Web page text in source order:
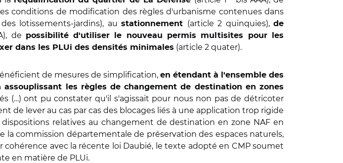
conditions de modification des règles d'urbanisme contenues dans
lotissements-jardins), au stationnement (article 2 quinquies), de
de
possibilité d'utiliser le nouveau permis multisites pour les
dans les PLUi des densités minimales (article 2 quater).
de mesures de simplification, en étendant à l'ensemble des
assouplissant les règles de changement de destination en zones
(…) ont pu constater qu'il s'agissait pour nous non pas de détricoter
de lever au cas par cas des blocages liés à une application trop rigide
relatives au changement de destination en zone NAF en
commission départementale de préservation des espaces naturels,
cohérence avec la récente loi Daubié, le texte adopté en CMP soumet
en matière de PLUi.